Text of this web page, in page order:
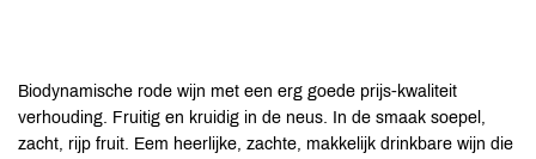
Biodynamische rode wijn met een erg goede prijs-kwaliteit
verhouding. Fruitig en kruidig in de neus. In de smaak soepel,
zacht, rijp fruit. Eem heerlijke, zachte, makkelijk drinkbare wijn die